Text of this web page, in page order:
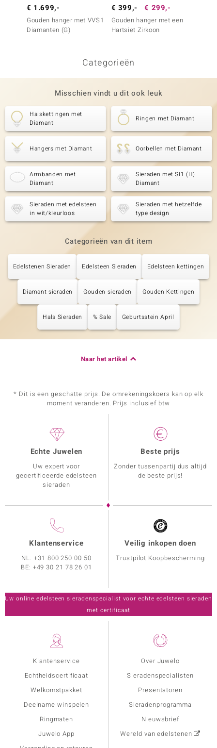
€ 1.699,-
Gouden hanger met VVS1
Diamanten (G)
€ 399,- € 299,-
Gouden hanger met een
Hartsiet Zirkoon
Categorieën
Misschien vindt u dit ook leuk
Halskettingen met
Diamant
Ringen met Diamant
Hangers met Diamant Oorbellen met Diamant
Armbanden met
Diamant
Sieraden met SI1 (H)
Diamant
Sieraden met edelsteen
in wit/kleurloos
Sieraden met hetzelfde
type design
Categorieën van dit item
Edelstenen Sieraden Edelsteen Sieraden Edelsteen kettingen
Diamant sieraden Gouden sieraden Gouden Kettingen
Hals Sieraden % Sale Geburtsstein April
Naar het artikel
* Dit is een geschatte prijs. De omrekeningskoers kan op elk
moment veranderen. Prijs inclusief btw
Klantenservice
Echtheidscertificaat
Welkomstpakket
Deelname winspelen
Ringmaten
Juwelo App
Over Juwelo
Sieradenspecialisten
Presentatoren
Sieradenprogramma
Nieuwsbrief
Wereld van edelstenen
Echte Juwelen
Uw expert voor
gecertificeerde edelsteen
sieraden
Beste prijs
Zonder tussenpartij dus altijd
de beste prijs!
Klantenservice
NL:+31 800 250 00 50
BE: +49 30 21 78 26 01
Veilig inkopen doen
Trustpilot Koopbescherming
Uw online edelsteen sieradenspecialist voor echte edelsteen sieraden
met certificaat